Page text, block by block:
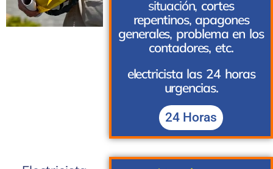
situación, cortes
repentinos, apagones
generales, problema en los
contadores, etc.
electricista las 24 horas
urgencias.
24 Horas